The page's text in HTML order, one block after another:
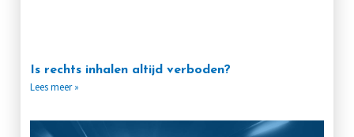
Is rechts inhalen altijd verboden?
Lees meer »